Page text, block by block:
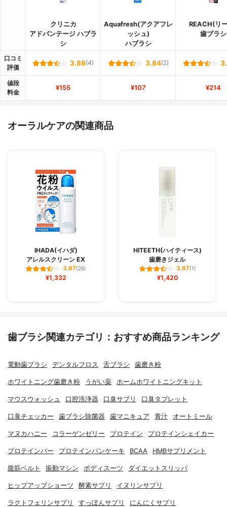
クリニカ
アドバンテージ ハブラ
シ
Aquafresh(アクアフレ
ッシュ)
ハブラシ
REACH(リ
歯ブラシ
口コミ
評価
3.88(4) 3.84(2)
値段
料金
¥155 ¥107 ¥214
オーラルケアの関連商品
IHADA(イハダ)
アレルスクリーン EX
3.97(26)
¥1,332
HITEETH(ハイティース)
歯磨きジェル
3.67(1)
¥1,420
歯ブラシ関連カテゴリ：おすすめ商品ランキング
電動歯ブラシ デンタルフロス 舌ブラシ 歯磨き粉
ホワイトニング歯磨き粉 うがい薬 ホームホワイトニングキット
マウスウォッシュ 口腔洗浄器 口臭サプリ 口臭タブレット
口臭チェッカー 歯ブラシ除菌器 歯マニキュア 青汁 オートミール
マヌカハニー コラーゲンゼリー プロテイン プロテインシェイカー
プロテインバー プロテインパンケーキ BCAA HMBサプリメント
腹筋ベルト 振動マシン ボディスーツ ダイエットスリッパ
ヒップアップショーツ 酵素サプリ イヌリンサプリ
ラクトフェリンサプリ すっぽんサプリ にんにくサプリ